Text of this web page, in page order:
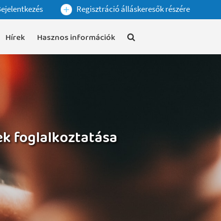
Regisztráció álláskeresők részére
Hírek Hasznos információk
foglalkoztatása